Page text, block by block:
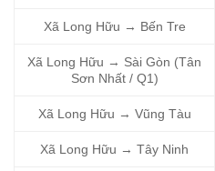
Xã Long Hữu → Bến Tre
Xã Long Hữu → Sài Gòn (Tân
Sơn Nhất / Q1)
Xã Long Hữu → Vũng Tàu
Xã Long Hữu → Tây Ninh